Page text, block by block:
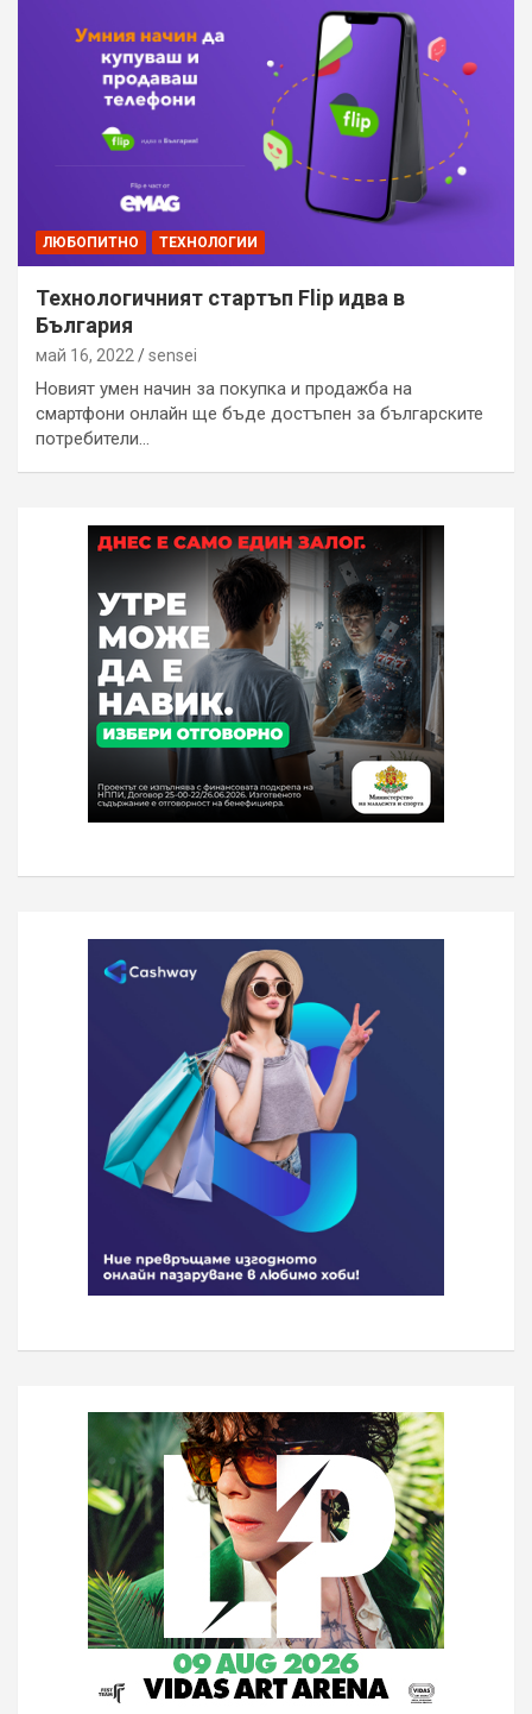
ЛЮБОПИТНО ТЕХНОЛОГИИ
Технологичният стартъп Flip идва в
България
май 16, 2022 sensei
Новият умен начин за покупка и продажба на
смартфони онлайн ще бъде достъпен за българските
потребители…